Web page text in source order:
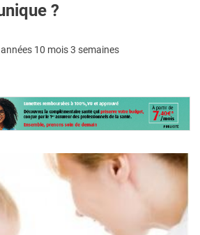
?
10 mois 3 semaines